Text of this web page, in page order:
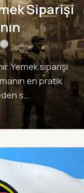
Siparişi
0
Yemek siparişi
en pratik
s...